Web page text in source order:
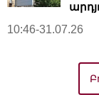
10:46-31.07.26